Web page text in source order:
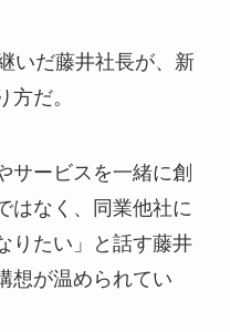
いだ藤井社長が、新
だ。
サービスを一緒に創
はなく、同業他社に
りたい」と話す藤井
想が温められてい